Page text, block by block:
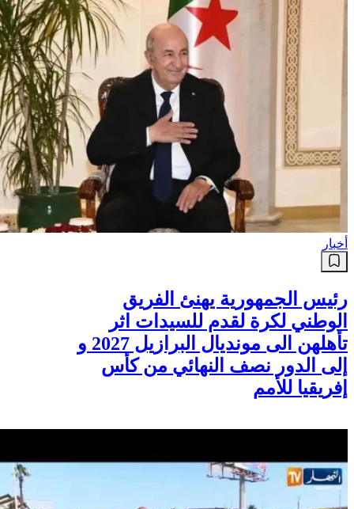
أخبار
رئيس الجمهورية يهنئ الفريق
الوطني لكرة لقدم للسيدات اثر
إلى الدور نصف النهائي من كأس